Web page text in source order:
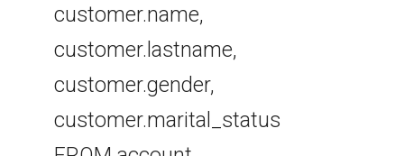
customer.name,
customer.lastname,
customer.gender,
customer.marital_status